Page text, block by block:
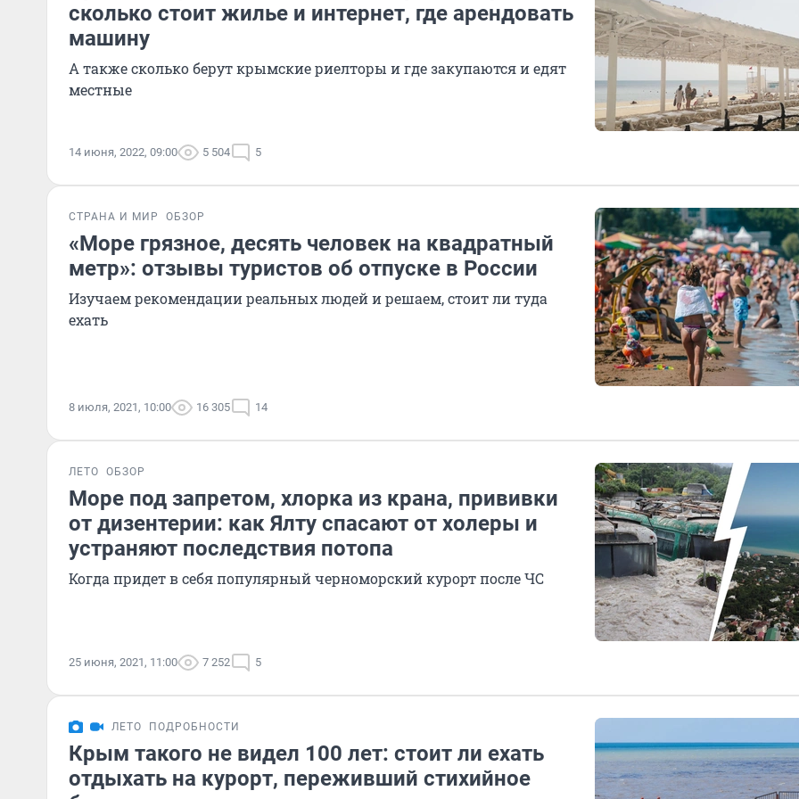
сколько стоит жилье и интернет, где арендовать
машину
А также сколько берут крымские риелторы и где закупаются и едят
местные
14 июня, 2022, 09:00 5 504 5
СТРАНА И МИР ОБЗОР
«Море грязное, десять человек на квадратный
метр»: отзывы туристов об отпуске в России
Изучаем рекомендации реальных людей и решаем, стоит ли туда
ехать
8 июля, 2021, 10:00 16 305 14
ЛЕТО ОБЗОР
Море под запретом, хлорка из крана, прививки
от дизентерии: как Ялту спасают от холеры и
устраняют последствия потопа
Когда придет в себя популярный черноморский курорт после ЧС
25 июня, 2021, 11:00 7 252 5
ЛЕТО ПОДРОБНОСТИ
Крым такого не видел 100 лет: стоит ли ехать
отдыхать на курорт, переживший стихийное